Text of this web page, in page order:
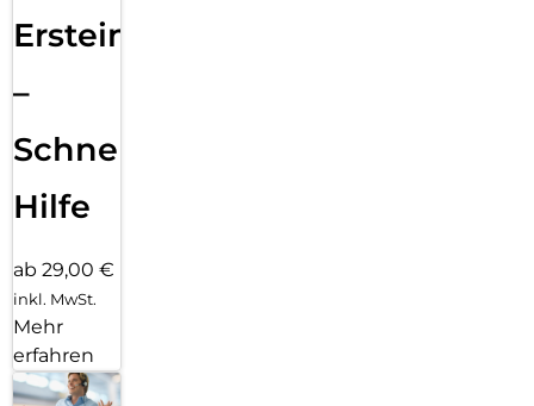
Ersteinrichtung
–
Schnelle
Hilfe
ab 29,00 €
inkl. MwSt.
Mehr
erfahren